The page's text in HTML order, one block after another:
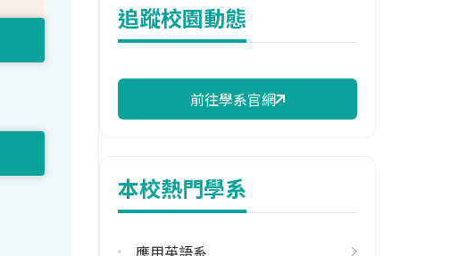
114年學費
16,026 元/學期
114年雜費
10,253 元/學期
校際選課人數
113學年度上學期
追蹤校園動態
前往學系官網
本校熱門學系
應用英語系